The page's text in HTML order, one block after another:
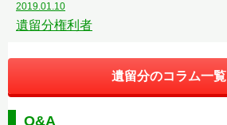
2019.01.10
遺留分権利者
遺留分のコラム一覧
Q&A